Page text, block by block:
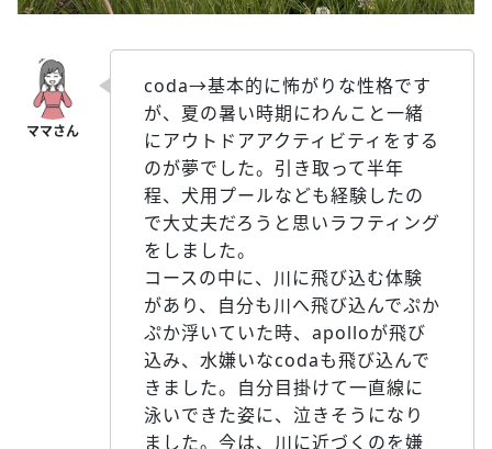
coda→基本的に怖がりな性格です
が、夏の暑い時期にわんこと一緒
にアウトドアアクティビティをする
のが夢でした。引き取って半年
程、犬用プールなども経験したの
で大丈夫だろうと思いラフティング
をしました。
コースの中に、川に飛び込む体験
があり、自分も川へ飛び込んでぷか
ぷか浮いていた時、apolloが飛び
込み、水嫌いなcodaも飛び込んで
きました。自分目掛けて一直線に
泳いできた姿に、泣きそうになり
ました。今は、川に近づくのを嫌